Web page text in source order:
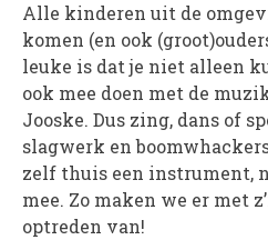
Contact
WORD
Alle kinderen uit de
komen (en ook
leuke is dat je niet alleen
ook mee doen met de
Jooske. Dus zing, dans of
slagwerk en
zelf thuis een instrument,
mee. Zo maken we er met
optreden van!